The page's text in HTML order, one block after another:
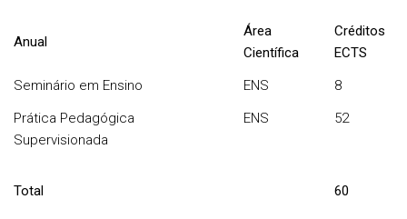
Anual
Área
Científica
Créditos
ECTS
Seminário em Ensino
ENS
8
Prática Pedagógica
Supervisionada
ENS 52
Total 60